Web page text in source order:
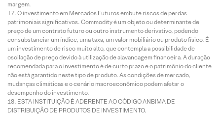
margem.
O investimento em Mercados Futuros embute riscos de perdas
patrimoniais significativos. Commodity é um objeto ou determinante de
preço de um contrato futuro ou outro instrumento derivativo, podendo
consubstanciar um índice, uma taxa, um valor mobiliário ou produto físico. É
um investimento de risco muito alto, que contempla a possibilidade de
oscilação de preço devido à utilização de alavancagem financeira. A duração
recomendada para o investimento é de curto prazo e o patrimônio do cliente
não está garantido neste tipo de produto. As condições de mercado,
mudanças climáticas e o cenário macroeconômico podem afetar o
desempenho do investimento.
ESTA INSTITUIÇÃO É ADERENTE AO CÓDIGO ANBIMA DE
DISTRIBUIÇÃO DE PRODUTOS DE INVESTIMENTO.